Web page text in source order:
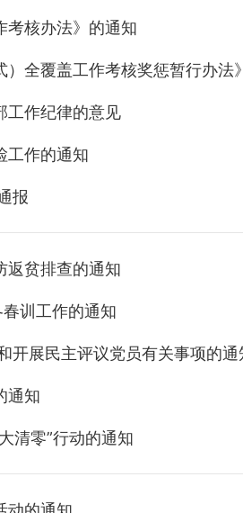
考核办法》的通知
全覆盖工作考核奖惩暂行办法
工作纪律的意见
工作的通知
报
返贫排查的通知
训工作的通知
开展民主评议党员有关事项的通
通知
清零”行动的通知